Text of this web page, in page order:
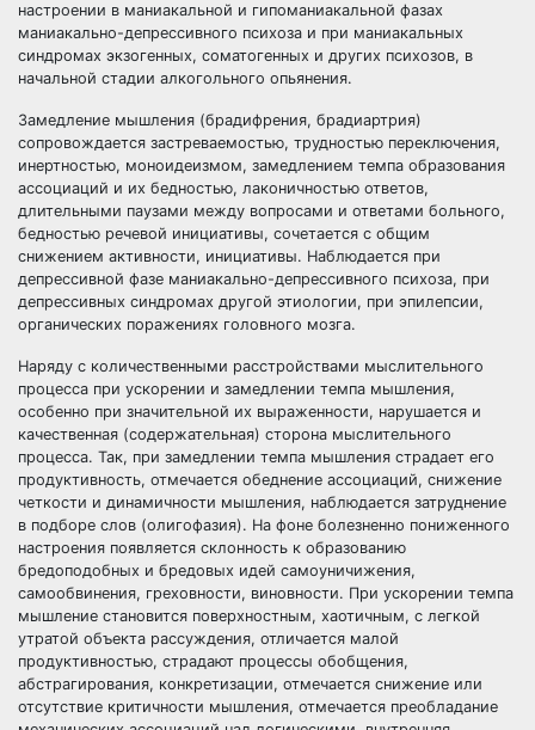
настроении в маниакальной и гипоманиакальной фазах
маниакально-депрессивного психоза и при маниакальных
синдромах экзогенных, соматогенных и других психозов, в
начальной стадии алкогольного опьянения.
Замедление мышления (брадифрения, брадиартрия)
сопровождается застреваемостью, трудностью переключения,
инертностью, моноидеизмом, замедлением темпа образования
ассоциаций и их бедностью, лаконичностью ответов,
длительными паузами между вопросами и ответами больного,
бедностью речевой инициативы, сочетается с общим
снижением активности, инициативы. Наблюдается при
депрессивной фазе маниакально-депрессивного психоза, при
депрессивных синдромах другой этиологии, при эпилепсии,
органических поражениях головного мозга.
Наряду с количественными расстройствами мыслительного
процесса при ускорении и замедлении темпа мышления,
особенно при значительной их выраженности, нарушается и
качественная (содержательная) сторона мыслительного
процесса. Так, при замедлении темпа мышления страдает его
продуктивность, отмечается обеднение ассоциаций, снижение
четкости и динамичности мышления, наблюдается затруднение
в подборе слов (олигофазия). На фоне болезненно пониженного
настроения появляется склонность к образованию
бредоподобных и бредовых идей самоуничижения,
самообвинения, греховности, виновности. При ускорении темпа
мышление становится поверхностным, хаотичным, с легкой
утратой объекта рассуждения, отличается малой
продуктивностью, страдают процессы обобщения,
абстрагирования, конкретизации, отмечается снижение или
отсутствие критичности мышления, отмечается преобладание